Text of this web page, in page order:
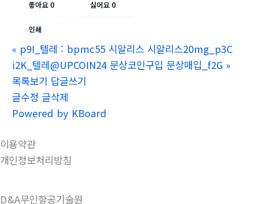
좋아요 0 싫어요 0
인쇄
« p9I_텔레 : bpmc55 시알리스 시알리스20mg_p3C
i2K_텔레@UPCOIN24 문상코인구입 문상매입_f2G »
목록보기 답글쓰기
글수정 글삭제
Powered by KBoard
이용약관
개인정보처리방침
D&A무인항공기술원